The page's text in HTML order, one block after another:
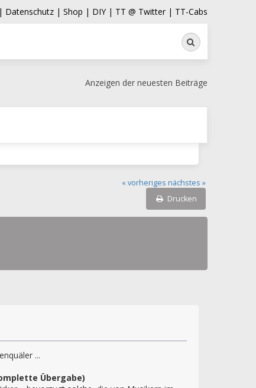
Datenschutz | Shop | DIY | TT @ Twitter | TT-Cabs
Suche
Anzeigen der neuesten Beiträge
« vorheriges nächstes »
Drucken
...
Übergabe)